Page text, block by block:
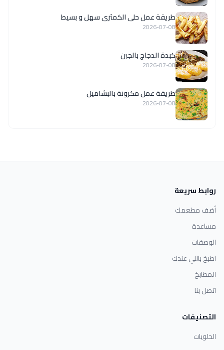
طريقة عمل حلى الكمثرى سهل و بسيط
2026-07-08
كبدة الدجاج بالجبن
2026-07-08
طريقة عمل مكرونة بالبشاميل
2026-07-08
روابط سريعة
أضف مطعمك
مساعدة
الوصفات
اطبخ باللي عندك
المطابخ
اتصل بنا
التصنيفات
الحلويات